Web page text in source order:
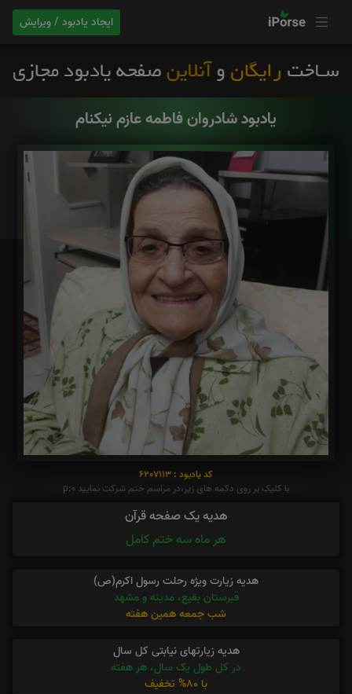
ایجاد یادبود / ویرایش
یادبود شادروان فاطمه عازم نیکنام
کد یادبود : 6207113
با کلیک بر روی دکمه های زیر،در مراسم ختم شرکت نمایید p:0
هدیه یک صفحه قرآن
هر ماه سه ختم کامل
هدیه زیارت ویژه رحلت رسول اکرم(ص)
قبرستان بقیع، مدینه و مشهد
شب جمعه همین هفته
هدیه زیارتهای نیابتی کل سال
در کل طول یک سال، هر هفته
با 80% تخفیف